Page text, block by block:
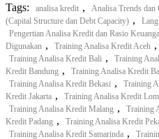
Tags: analisa kredit , Analisa Trends dan
(Capital Structure dan Debt Capacity) ,
Pengertian Analisa Kredit dan Rasio
Digunakan , Training Analisa Kredit Aceh ,
Training Analisa Kredit Bali , Training
Kredit Bandung , Training Analisa Kredit
Training Analisa Kredit Bekasi , Training
Kredit Jakarta , Training Analisa Kredit
Training Analisa Kredit Malang , Training
Kredit Padang , Training Analisa Kredit
Training Analisa Kredit Samarinda ,